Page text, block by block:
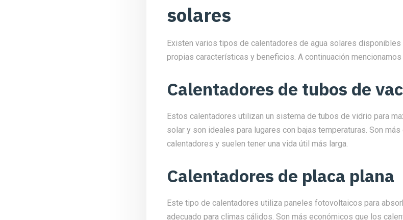
solares
Existen varios tipos de calentadores de agua solares disponibles
propias características y beneficios. A continuación
Calentadores de tubos de
Estos calentadores utilizan un sistema de tubos de vidrio para
solar y son ideales para lugares con bajas temperaturas. Son
calentadores y suelen tener una vida útil más larga.
Calentadores de placa plana
Este tipo de calentadores utiliza paneles fotovoltaicos para
adecuado para climas cálidos. Son más económicos que los